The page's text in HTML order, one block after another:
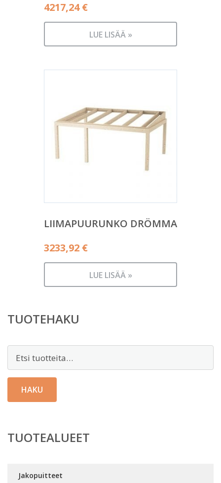
4217,24€
LUE LISÄÄ »
LIIMAPUURUNKO DRÖMMA
3233,92 €
LUE LISÄÄ »
TUOTEHAKU
HAKU
TUOTEALUEET
Jakopuitteet